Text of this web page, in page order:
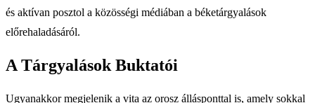
és aktívan posztol a közösségi médiában a béketárgyalások
előrehaladásáról.
A Tárgyalások Buktatói
Ugyanakkor megjelenik a vita az orosz állásponttal is, amely sokkal